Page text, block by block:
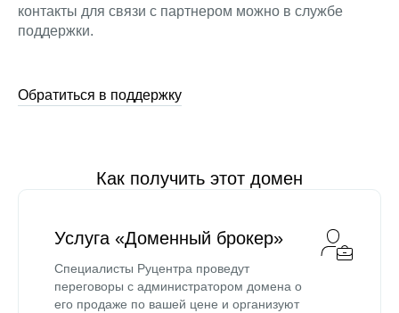
контакты для связи с партнером можно в службе
поддержки.
Обратиться в поддержку
Как получить этот домен
Услуга «Доменный брокер»
Специалисты Руцентра проведут
переговоры с администратором домена о
его продаже по вашей цене и организуют